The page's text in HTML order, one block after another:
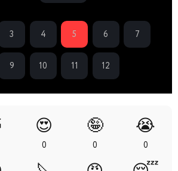
3 4 5 6 7
9 10 11 12
😍
0
🤪
0
😭
0